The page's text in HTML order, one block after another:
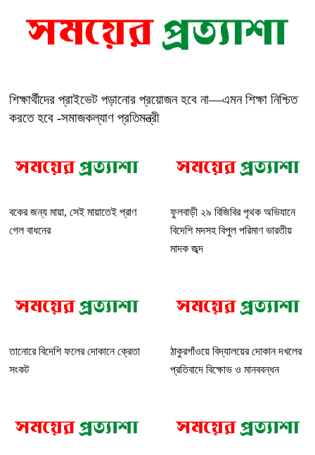
শিক্ষার্থীদের প্রাইভেট পড়ানোর প্রয়োজন হবে না—এমন শিক্ষা নিশ্চিত
করতে হবে -সমাজকল্যাণ প্রতিমন্ত্রী
বকের জন্য মায়া, সেই মায়াতেই প্রাণ
গেল বাধনের
ফুলবাড়ী ২৯ বিজিবির পৃথক অভিযানে
বিদেশি মদসহ বিপুল পরিমাণ ভারতীয়
মাদক জব্দ
তানোরে বিদেশি ফলের দোকানে ক্রেতা
সংকট
ঠাকুরগাঁওয়ে বিদ্যালয়ের দোকান দখলের
প্রতিবাদে বিক্ষোভ ও মানববন্ধন